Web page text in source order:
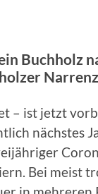
Buchholz
– ist jetzt
nächstes
Bei meist